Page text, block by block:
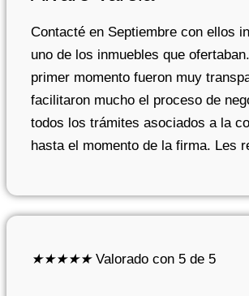
Contacté en Septiembre con ellos
uno de los inmuebles que
primer momento fueron muy
facilitaron mucho el proceso de
todos los trámites asociados a la
hasta el momento de la firma. Les
★★★★★ Valorado con 5 de 5